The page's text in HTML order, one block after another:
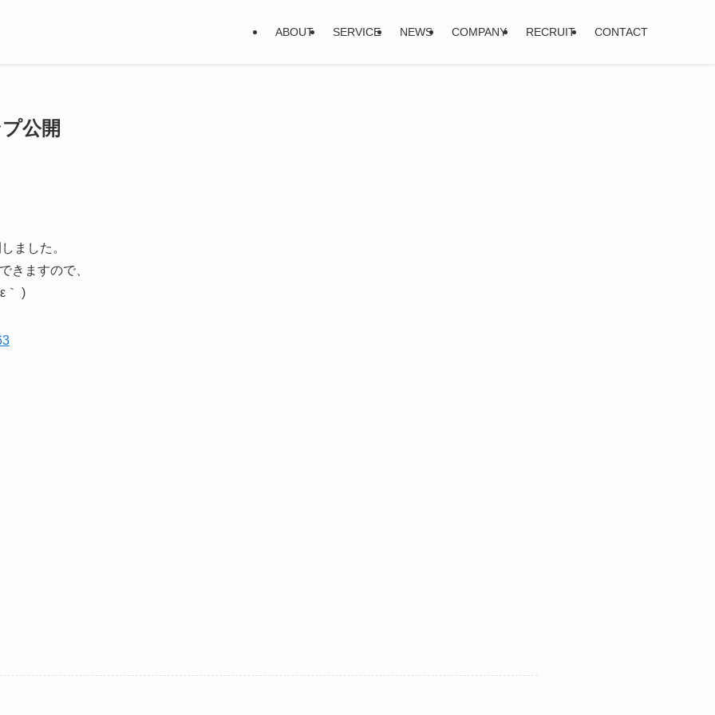
ABOUT SERVICE NEWS COMPANY RECRUIT CONTACT
公開
ました。
きますので、
｀ )